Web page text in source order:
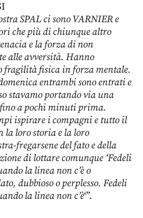
SPAL ci sono VARNIER e
che più di chiunque altro
e la forza di non
alle avversità. Hanno
fragilità fisica in forza mentale.
entrambi sono entrati e
stavamo portando via una
a pochi minuti prima.
ispirare i compagni e tutto il
la loro storia e la loro
fregarsene del fato e della
di lottare comunque ‘Fedeli
la linea non c’è o
dubbioso o perplesso. Fedeli
la linea non c’è‘”.